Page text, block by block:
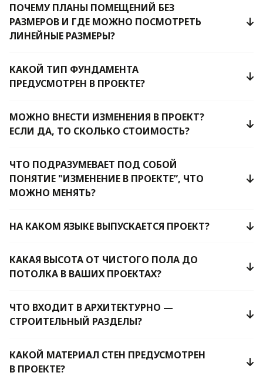
ПОЧЕМУ ПЛАНЫ ПОМЕЩЕНИЙ БЕЗ
РАЗМЕРОВ И ГДЕ МОЖНО ПОСМОТРЕТЬ
ЛИНЕЙНЫЕ РАЗМЕРЫ?
КАКОЙ ТИП ФУНДАМЕНТА
ПРЕДУСМОТРЕН В ПРОЕКТЕ?
МОЖНО ВНЕСТИ ИЗМЕНЕНИЯ В ПРОЕКТ?
ЕСЛИ ДА, ТО СКОЛЬКО СТОИМОСТЬ?
ЧТО ПОДРАЗУМЕВАЕТ ПОД СОБОЙ
ПОНЯТИЕ "ИЗМЕНЕНИЕ В ПРОЕКТЕ”, ЧТО
МОЖНО МЕНЯТЬ?
НА КАКОМ ЯЗЫКЕ ВЫПУСКАЕТСЯ ПРОЕКТ?
КАКАЯ ВЫСОТА ОТ ЧИСТОГО ПОЛА ДО
ПОТОЛКА В ВАШИХ ПРОЕКТАХ?
ЧТО ВХОДИТ В АРХИТЕКТУРНО —
СТРОИТЕЛЬНЫЙ РАЗДЕЛЫ?
КАКОЙ МАТЕРИАЛ СТЕН ПРЕДУСМОТРЕН
В ПРОЕКТЕ?